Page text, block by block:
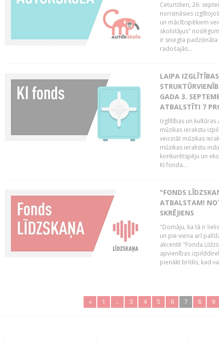
Ceturtdien, 26.
norisināsies
un mācībspēkiem
skolotājus"
ir sniegta
radošajās...
LAIPA
GADA 3.
ATBALSTĪTI 7
Izglītības un
mūzikas ierakstu
veicināt mūzikas
mūzikas ierakstu
konkurētspēju un
KI fonda...
"FONDS
ATBALSTAM!
SKRĒJIENS
"Domāju, ka tā ir
un pie viena arī
akcentē "Fonda
apvienības
pienākt brīdis, kad
« 1 .. 3 4 5 6 7 8 9